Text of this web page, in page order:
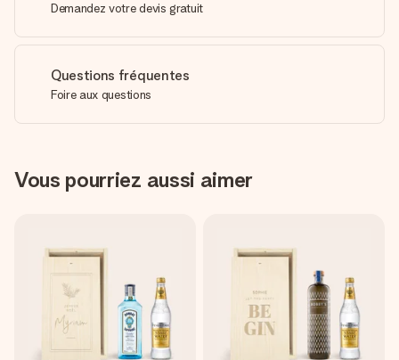
Demandez votre devis gratuit
Questions fréquentes
Foire aux questions
Vous pourriez aussi aimer